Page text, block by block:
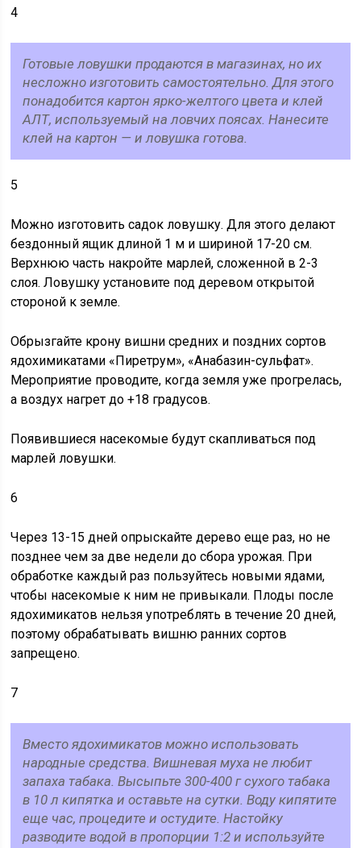
4
Готовые ловушки продаются в магазинах, но их
несложно изготовить самостоятельно. Для этого
понадобится картон ярко-желтого цвета и клей
АЛТ, используемый на ловчих поясах. Нанесите
клей на картон — и ловушка готова.
5
Можно изготовить садок ловушку. Для этого делают
бездонный ящик длиной 1 м и шириной 17-20 см.
Верхнюю часть накройте марлей, сложенной в 2-3
слоя. Ловушку установите под деревом открытой
стороной к земле.
Обрызгайте крону вишни средних и поздних сортов
ядохимикатами «Пиретрум», «Анабазин-сульфат».
Мероприятие проводите, когда земля уже прогрелась,
а воздух нагрет до +18 градусов.
Появившиеся насекомые будут скапливаться под
марлей ловушки.
6
Через 13-15 дней опрыскайте дерево еще раз, но не
позднее чем за две недели до сбора урожая. При
обработке каждый раз пользуйтесь новыми ядами,
чтобы насекомые к ним не привыкали. Плоды после
ядохимикатов нельзя употреблять в течение 20 дней,
поэтому обрабатывать вишню ранних сортов
запрещено.
7
Вместо ядохимикатов можно использовать
народные средства. Вишневая муха не любит
запаха табака. Высыпьте 300-400 г сухого табака
в 10 л кипятка и оставьте на сутки. Воду кипятите
еще час, процедите и остудите. Настойку
разводите водой в пропорции 1:2 и используйте